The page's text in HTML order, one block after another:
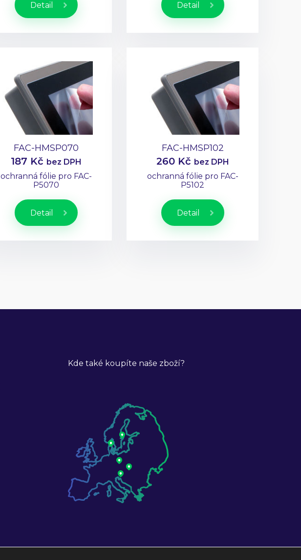
Detail Detail
FAC-HMSP070
187 Kč bez DPH
ochranná fólie pro FAC-
P5070
Detail
FAC-HMSP102
260 Kč bez DPH
ochranná fólie pro FAC-
P5102
Detail
Kde také koupíte naše zboží?